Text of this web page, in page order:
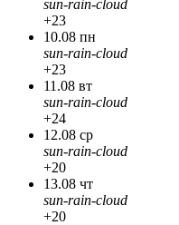
sun-rain-cloud
+23
10.08 пн
sun-rain-cloud
+23
11.08 вт
sun-rain-cloud
+24
12.08 ср
sun-rain-cloud
+20
13.08 чт
sun-rain-cloud
+20